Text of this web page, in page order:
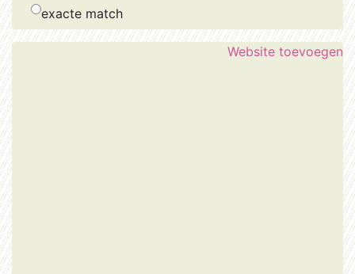
exacte match
Website toevoegen